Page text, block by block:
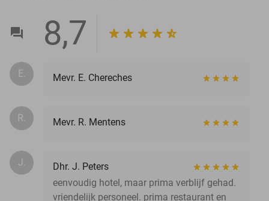
8,7
E. Mevr. E. Chereches
R. Mevr. R. Mentens
J.
Dhr. J. Peters
eenvoudig hotel, maar prima verblijf gehad.
vriendelijk personeel. prima restaurant en